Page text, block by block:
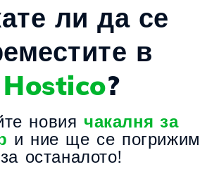
ли да се
в
Hostico?
новия чакалня за
и ние ще се погрижим
за останалото!